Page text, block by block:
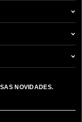
NOVIDADES.